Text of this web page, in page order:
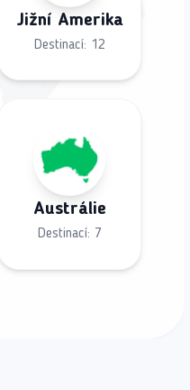
Jižní Amerika
Destinací: 12
Austrálie
Destinací: 7